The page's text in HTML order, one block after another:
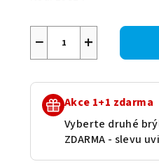
+
−
Akce 1+1 zdarma
Vyberte druhé
ZDARMA - slevu